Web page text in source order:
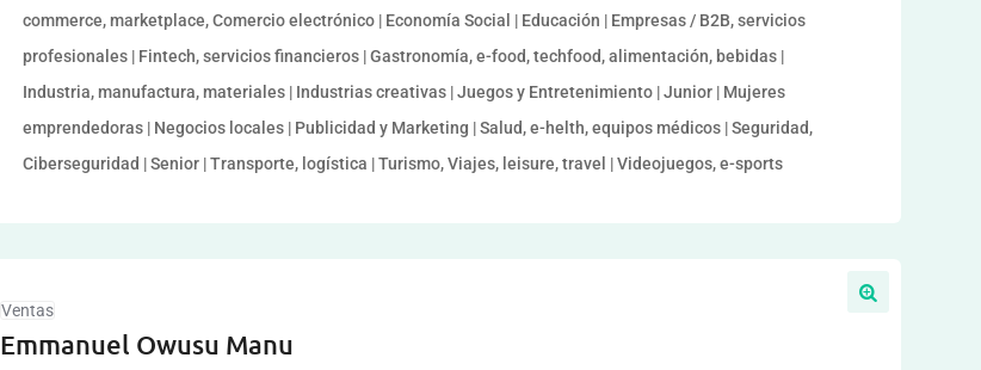
commerce, marketplace, Comercio electrónico | Economía Social | Educación | Empresas / B2B, servicios
profesionales | Fintech, servicios financieros | Gastronomía, e-food, techfood, alimentación, bebidas |
Industria, manufactura, materiales | Industrias creativas | Juegos y Entretenimiento | Junior | Mujeres
emprendedoras | Negocios locales | Publicidad y Marketing | Salud, e-helth, equipos médicos | Seguridad,
Ciberseguridad | Senior | Transporte, logística | Turismo, Viajes, leisure, travel | Videojuegos, e-sports
Ventas
Emmanuel Owusu Manu